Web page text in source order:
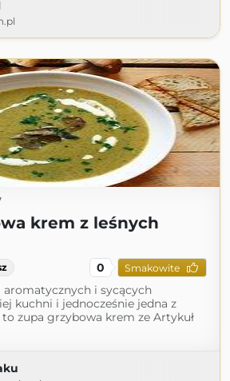
krem z leśnych
0 Smakowite
aromatycznych i sycących
kuchni i jednocześnie jedna z
zupa grzybowa krem ze Artykuł